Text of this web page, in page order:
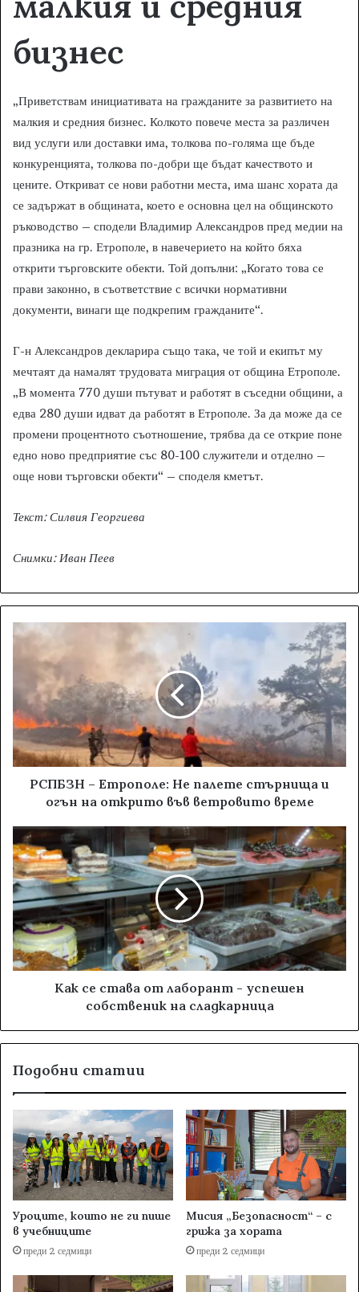
бизнес
„Приветствам инициативата на гражданите за развитието на
малкия и средния бизнес. Колкото повече места за различен
вид услуги или доставки има, толкова по-голяма ще бъде
конкуренцията, толкова по-добри ще бъдат качеството и
цените. Откриват се нови работни места, има шанс хората да
се задържат в общината, което е основна цел на общинското
ръководство – сподели Владимир Александров пред медии на
празника на гр. Етрополе, в навечерието на който бяха
открити търговските обекти. Той допълни: „Когато това се
прави законно, в съответствие с всички нормативни
документи, винаги ще подкрепим гражданите“.
Г-н Александров декларира също така, че той и екипът му
мечтаят да намалят трудовата миграция от община Етрополе.
„В момента 770 души пътуват и работят в съседни общини, а
едва 280 души идват да работят в Етрополе. За да може да се
промени процентното съотношение, трябва да се открие поне
едно ново предприятие със 80-100 служители и отделно –
още нови търговски обекти“ – споделя кметът.
Текст: Силвия Георгиева
Снимки: Иван Пеев
РСПБЗН – Етрополе: Не палете стърнища и
огън на открито във ветровито време
Как се става от лаборант - успешен
собственик на сладкарница
Подобни статии
Уроците, които не ги пише
в учебниците
преди 2 седмици
Мисия „Безопасност“ – с
грижа за хората
преди 2 седмици